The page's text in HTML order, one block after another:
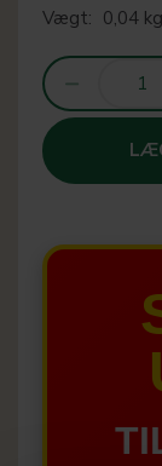
Vægt: 0,04 kg